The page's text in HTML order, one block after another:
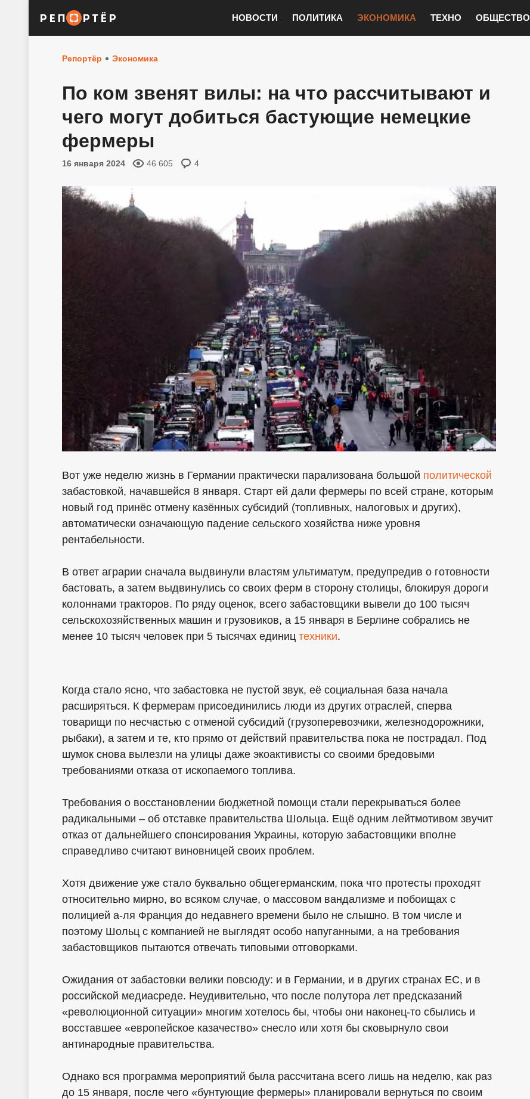
НОВОСТИ ПОЛИТИКА ЭКОНОМИКА ТЕХНО ОБЩЕСТВО
Репортёр Экономика
По ком звенят вилы: на что рассчитывают и
чего могут добиться бастующие немецкие
фермеры
16 января 2024 46 605 4
Вот уже неделю жизнь в Германии практически парализована большой политической
забастовкой, начавшейся 8 января. Старт ей дали фермеры по всей стране, которым
новый год принёс отмену казённых субсидий (топливных, налоговых и других),
автоматически означающую падение сельского хозяйства ниже уровня
рентабельности.
В ответ аграрии сначала выдвинули властям ультиматум, предупредив о готовности
бастовать, а затем выдвинулись со своих ферм в сторону столицы, блокируя дороги
колоннами тракторов. По ряду оценок, всего забастовщики вывели до 100 тысяч
сельскохозяйственных машин и грузовиков, а 15 января в Берлине собрались не
менее 10 тысяч человек при 5 тысячах единиц техники.
Когда стало ясно, что забастовка не пустой звук, её социальная база начала
расширяться. К фермерам присоединились люди из других отраслей, сперва
товарищи по несчастью с отменой субсидий (грузоперевозчики, железнодорожники,
рыбаки), а затем и те, кто прямо от действий правительства пока не пострадал. Под
шумок снова вылезли на улицы даже экоактивисты со своими бредовыми
требованиями отказа от ископаемого топлива.
Требования о восстановлении бюджетной помощи стали перекрываться более
радикальными – об отставке правительства Шольца. Ещё одним лейтмотивом звучит
отказ от дальнейшего спонсирования Украины, которую забастовщики вполне
справедливо считают виновницей своих проблем.
Хотя движение уже стало буквально общегерманским, пока что протесты проходят
относительно мирно, во всяком случае, о массовом вандализме и побоищах с
полицией а-ля Франция до недавнего времени было не слышно. В том числе и
поэтому Шольц с компанией не выглядят особо напуганными, а на требования
забастовщиков пытаются отвечать типовыми отговорками.
Ожидания от забастовки велики повсюду: и в Германии, и в других странах ЕС, и в
российской медиасреде. Неудивительно, что после полутора лет предсказаний
«революционной ситуации» многим хотелось бы, чтобы они наконец-то сбылись и
восставшее «европейское казачество» снесло или хотя бы сковырнуло свои
антинародные правительства.
Однако вся программа мероприятий была рассчитана всего лишь на неделю, как раз
до 15 января, после чего «бунтующие фермеры» планировали вернуться по своим